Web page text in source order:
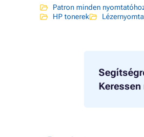
Patron minden
HP tonerek